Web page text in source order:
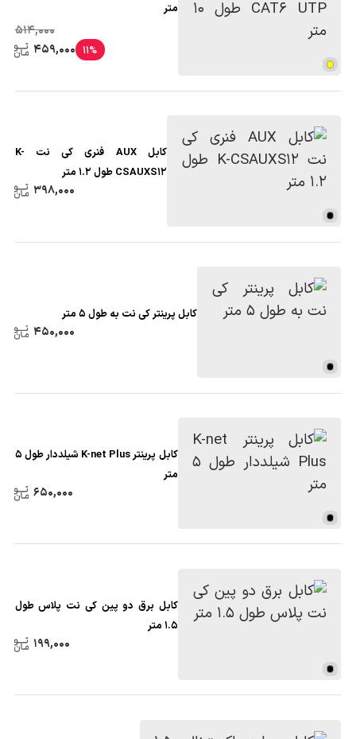
متر
514,000
11%
459,000
کابل AUX فنری کی نت K-
CSAUXS12 طول 1.2 متر
398,000
کابل پرینتر کی نت به طول 5 متر
450,000
کابل پرینتر K-net Plus شیلددار طول 5
متر
650,000
کابل برق دو پین کی نت پلاس طول
1.5 متر
199,000